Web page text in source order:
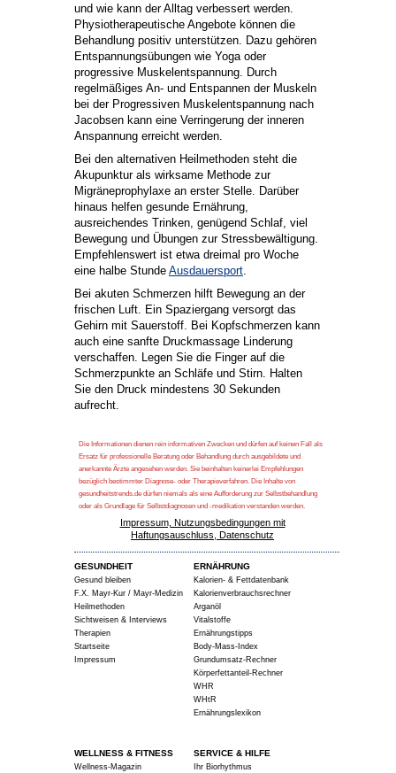
und wie kann der Alltag verbessert werden.
Physiotherapeutische Angebote können die
Behandlung positiv unterstützen. Dazu gehören
Entspannungsübungen wie Yoga oder
progressive Muskelentspannung. Durch
regelmäßiges An- und Entspannen der Muskeln
bei der Progressiven Muskelentspannung nach
Jacobsen kann eine Verringerung der inneren
Anspannung erreicht werden.
Bei den alternativen Heilmethoden steht die
Akupunktur als wirksame Methode zur
Migräneprophylaxe an erster Stelle. Darüber
hinaus helfen gesunde Ernährung,
ausreichendes Trinken, genügend Schlaf, viel
Bewegung und Übungen zur Stressbewältigung.
Empfehlenswert ist etwa dreimal pro Woche
eine halbe Stunde Ausdauersport.
Bei akuten Schmerzen hilft Bewegung an der
frischen Luft. Ein Spaziergang versorgt das
Gehirn mit Sauerstoff. Bei Kopfschmerzen kann
auch eine sanfte Druckmassage Linderung
verschaffen. Legen Sie die Finger auf die
Schmerzpunkte an Schläfe und Stirn. Halten
Sie den Druck mindestens 30 Sekunden
aufrecht.
Die Informationen dienen rein informativen Zwecken und dürfen auf keinen Fall als
Ersatz für professionelle Beratung oder Behandlung durch ausgebildete und
anerkannte Ärzte angesehen werden. Sie beinhalten keinerlei Empfehlungen
bezüglich bestimmter Diagnose- oder Therapieverfahren. Die Inhalte von
gesundheitstrends.de dürfen niemals als eine Aufforderung zur Selbstbehandlung
oder als Grundlage für Selbstdiagnosen und -medikation verstanden werden.
Impressum, Nutzungsbedingungen mit
Haftungsauschluss, Datenschutz
GESUNDHEIT
Gesund bleiben
F.X. Mayr-Kur / Mayr-Medizin
Heilmethoden
Sichtweisen & Interviews
Therapien
Startseite
Impressum
ERNÄHRUNG
Kalorien- & Fettdatenbank
Kalorienverbrauchsrechner
Arganöl
Vitalstoffe
Ernährungstipps
Body-Mass-Index
Grundumsatz-Rechner
Körperfettanteil-Rechner
WHR
WHtR
Ernährungslexikon
WELLNESS & FITNESS
Wellness-Magazin
SERVICE & HILFE
Ihr Biorhythmus